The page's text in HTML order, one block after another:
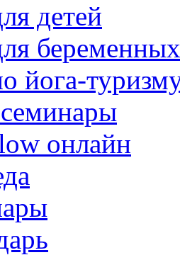
детей
беременных
йога-
онлайн